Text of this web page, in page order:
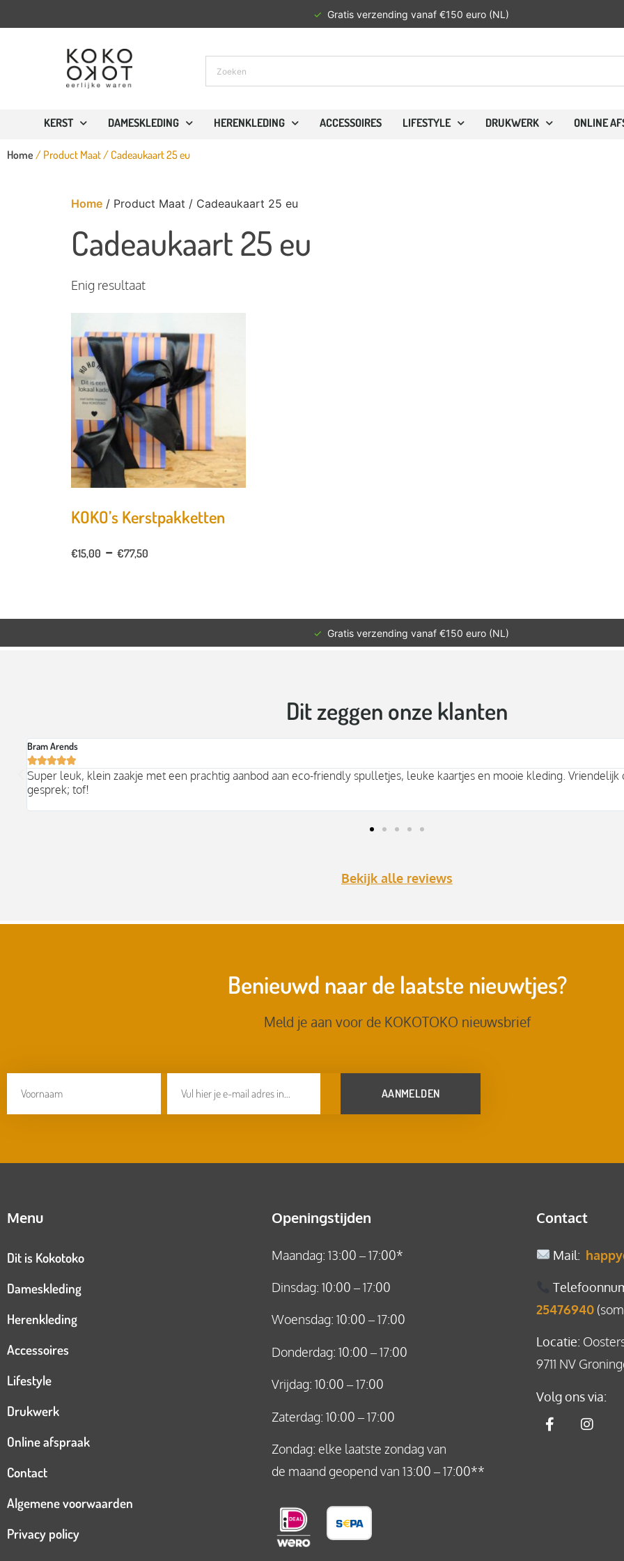
✓ Gratis verzending vanaf €150 euro (NL)
KERST DAMESKLEDING HERENKLEDING ACCESSOIRES LIFESTYLE DRUKWERK ONLINE
Home / Product Maat / Cadeaukaart 25 eu
Home / Product Maat / Cadeaukaart 25 eu
Cadeaukaart 25 eu
Enig resultaat
KOKO’s Kerstpakketten
€15,00 - €77,50
✓ Gratis verzending vanaf €150 euro (NL)
Dit zeggen onze klanten
Esmé van den Boom

Hoe fijn om in het centrum van Groningen een plek te hebben waar je duurzaam kleding en meer kan kopen! Veel
hier graag voor kaartjes, huishoudelijke spullen en natuurlijk voor een nieuwe lievelingstrui of shirt. Fijn advies, mooie
Bekijk alle reviews
Benieuwd naar de laatste nieuwtjes?
Meld je aan voor de KOKOTOKO nieuwsbrief
AANMELDEN
Menu
Dit is Kokotoko
Dameskleding
Herenkleding
Accessoires
Lifestyle
Drukwerk
Online afspraak
Contact
Algemene voorwaarden
Privacy policy
Openingstijden
Maandag: 13:00 – 17:00*
Dinsdag: 10:00 – 17:00
Woensdag: 10:00 – 17:00
Donderdag: 10:00 – 17:00
Vrijdag: 10:00 – 17:00
Zaterdag: 10:00 – 17:00
Zondag: elke laatste zondag van
de maand geopend van 13:00 – 17:00**
Contact
Mail:
25476940
Locatie:
9711 NV
Volg ons via: